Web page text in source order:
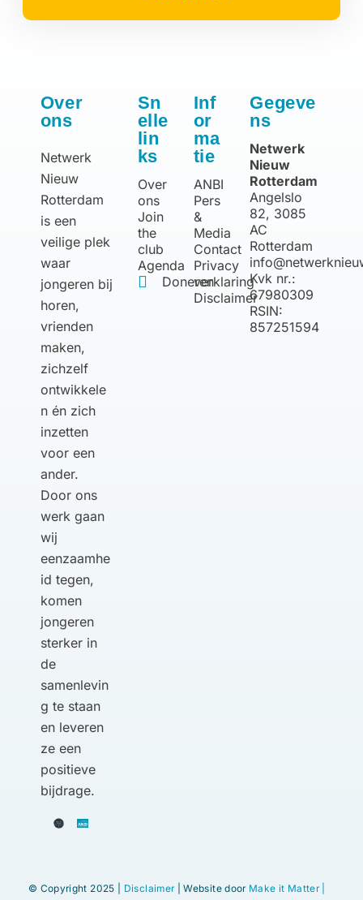
Over
ons
Netwerk
Nieuw
Rotterdam
is een
veilige plek
waar
jongeren bij
horen,
vrienden
maken,
zichzelf
ontwikkele
n én zich
inzetten
voor een
ander.
Door ons
werk gaan
wij
eenzaamhe
id tegen,
komen
jongeren
sterker in
de
samenlevin
g te staan
en leveren
ze een
positieve
bijdrage.
Sn
elle
lin
ks
Over
ons
Join
the
club
Agenda
Doneren
Inf
or
ma
tie
ANBI
Pers
&
Media
Contact
Privacy
verklaring
Disclaimer
Gegeve
ns
Netwerk
Nieuw
Rotterdam
Angelslo
82, 3085
AC
Rotterdam
Kvk nr.:
67980309
RSIN:
857251594
© Copyright 2025 | Disclaimer| Website door Make it Matter |